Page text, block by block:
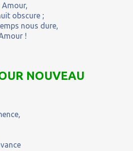
Amour,
obscure ;
nous dure,
!
NOUVEAU